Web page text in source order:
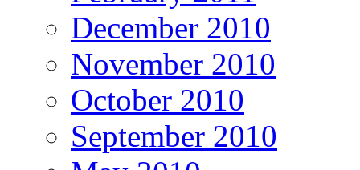
December 2010
November 2010
October 2010
September 2010